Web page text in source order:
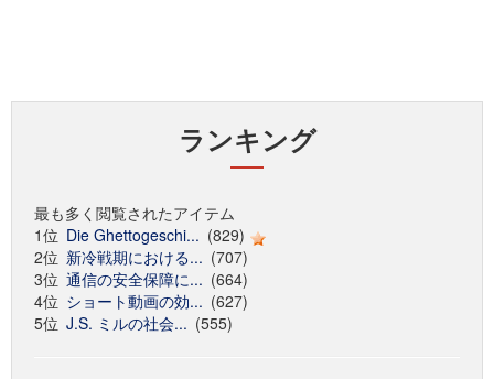
ランキング
最も多く閲覧されたアイテム
1位 Die Ghettogeschi... (829)
2位 新冷戦期における... (707)
3位 通信の安全保障に... (664)
4位 ショート動画の効... (627)
5位 J.S. ミルの社会... (555)